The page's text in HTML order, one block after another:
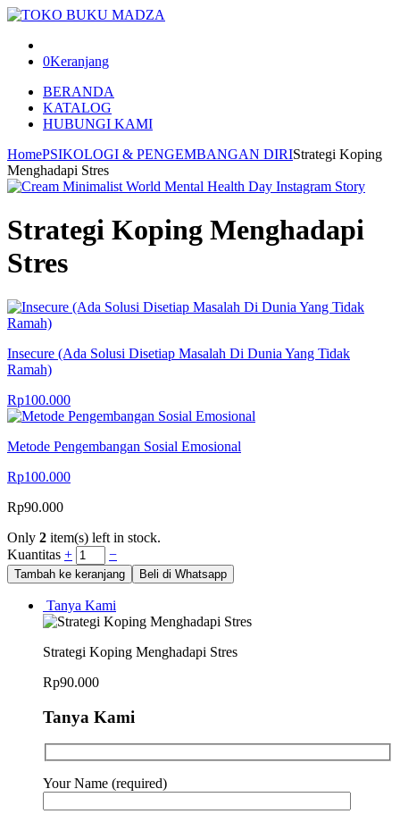
0Keranjang
BERANDA
KATALOG
HUBUNGI KAMI
HomePSIKOLOGI & PENGEMBANGAN DIRIStrategi Koping
Menghadapi Stres
Strategi Koping Menghadapi
Stres
Insecure (Ada Solusi Disetiap Masalah Di Dunia Yang Tidak
Ramah)
Rp100.000
Metode Pengembangan Sosial Emosional
Rp100.000
Rp90.000
Only 2 item(s) left in stock.
Kuantitas + −
Tambah ke keranjang Beli di Whatsapp
Tanya Kami
Strategi Koping Menghadapi Stres
Rp90.000
Tanya Kami
Your Name (required)